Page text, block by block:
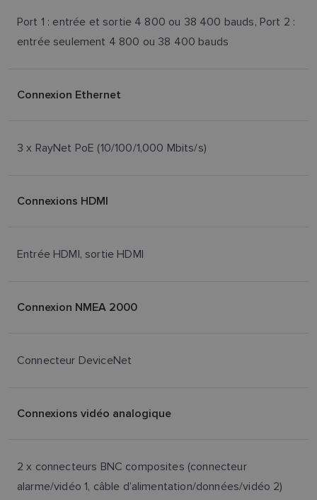
Port 1 : entrée et sortie 4 800 ou 38 400 bauds, Port 2 :
entrée seulement 4 800 ou 38 400 bauds
Connexion Ethernet
3 x RayNet PoE (10/100/1,000 Mbits/s)
Connexions HDMI
Entrée HDMI, sortie HDMI
Connexion NMEA 2000
Connecteur DeviceNet
Connexions vidéo analogique
2 x connecteurs BNC composites (connecteur
alarme/vidéo 1, câble d’alimentation/données/vidéo 2)